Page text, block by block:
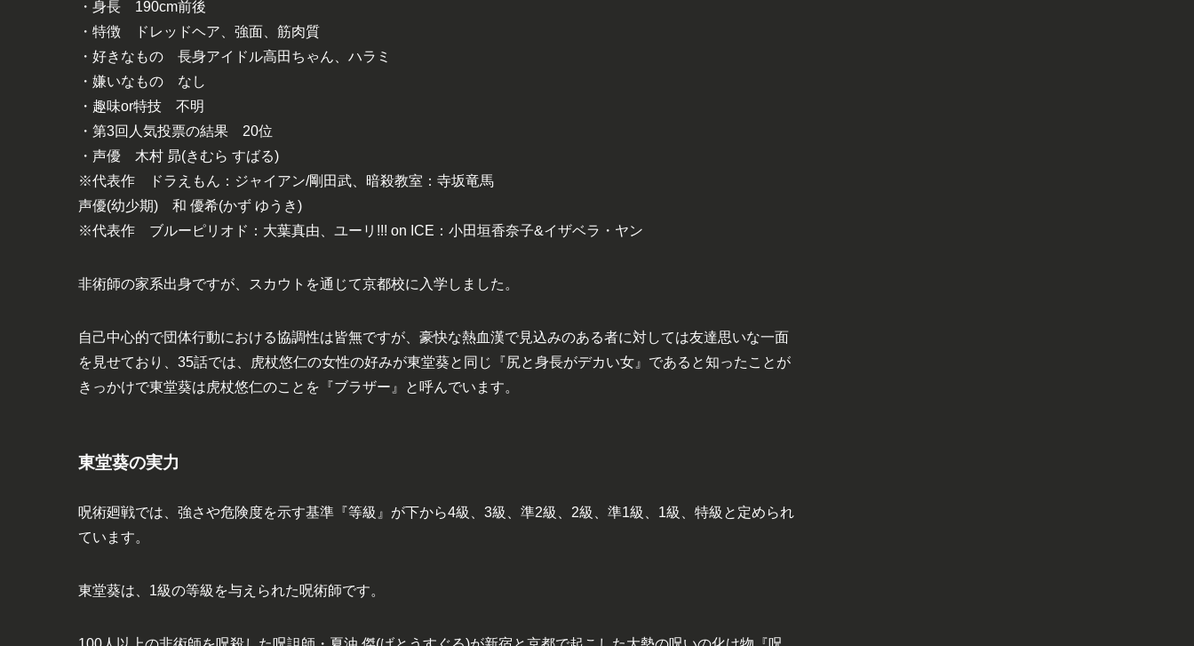
・身長 190cm前後
・特徴 ドレッドヘア、強面、筋肉質
・好きなもの 長身アイドル高田ちゃん、ハラミ
・嫌いなもの なし
・趣味or特技 不明
・第3回人気投票の結果 20位
・声優 木村 昴(きむら すばる)
※代表作 ドラえもん：ジャイアン/剛田武、暗殺教室：寺坂竜馬
声優(幼少期) 和 優希(かず ゆうき)
※代表作 ブルーピリオド：大葉真由、ユーリ!!! on ICE：小田垣香奈子&イザベラ・ヤン
非術師の家系出身ですが、スカウトを通じて京都校に入学しました。
自己中心的で団体行動における協調性は皆無ですが、豪快な熱血漢で見込みのある者に対しては友達思いな一面
を見せており、35話では、虎杖悠仁の女性の好みが東堂葵と同じ『尻と身長がデカい女』であると知ったことが
きっかけで東堂葵は虎杖悠仁のことを『ブラザー』と呼んでいます。
東堂葵の実力
呪術廻戦では、強さや危険度を示す基準『等級』が下から4級、3級、準2級、2級、準1級、1級、特級と定められ
ています。
東堂葵は、1級の等級を与えられた呪術師です。